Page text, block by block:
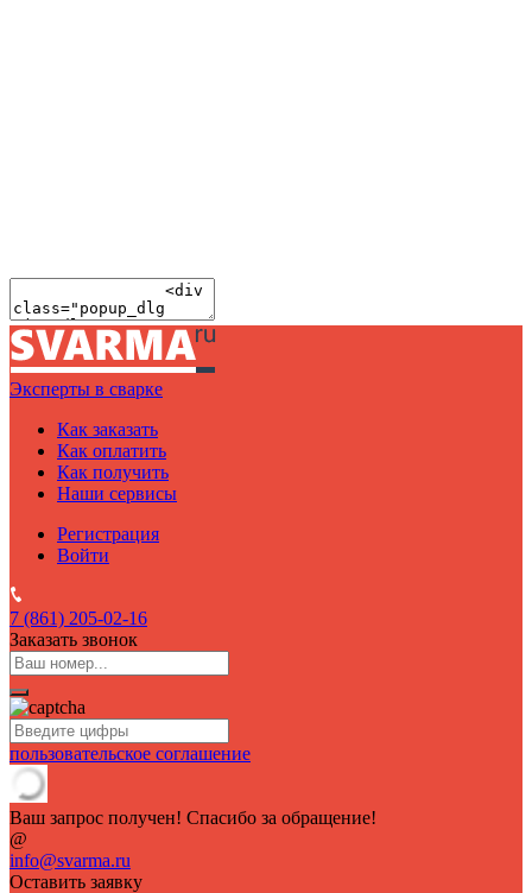
Эксперты в сварке
Как заказать
Как оплатить
Как получить
Наши сервисы
Регистрация
Войти
7 (861) 205-02-16
Заказать звонок
пользовательское соглашение
Ваш запрос получен! Спасибо за обращение!
@
info@svarma.ru
Оставить заявку